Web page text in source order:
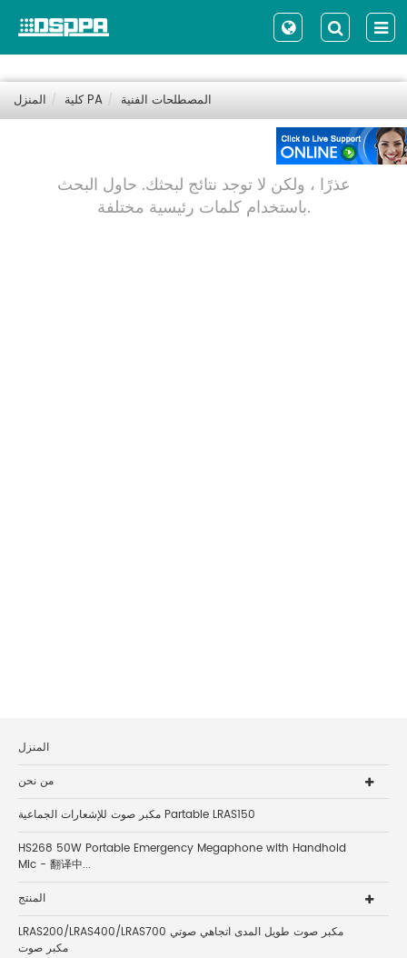
المنزل كلية PA المصطلحات الفنية
عذرًا ، ولكن لا توجد نتائج لبحثك. حاول البحث
باستخدام كلمات رئيسية مختلفة.
المنزل
من نحن
مكبر صوت للإشعارات الجماعية Partable LRAS150
HS268 50W Portable Emergency Megaphone with Handhold
Mic - 翻译中...
المنتج
LRAS200/LRAS400/LRAS700 مكبر صوت طويل المدى اتجاهي صوتي
مكبر صوت